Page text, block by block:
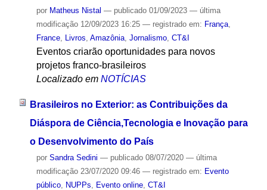
por Matheus Nistal — publicado01/09/2023 — última
modificação12/09/2023 16:25 — registrado em: França,
France, Livros Amazônia, Jornalismo, CT&I
Eventos criarão oportunidades para novos
projetos franco-brasileiros
Localizado em NOTÍCIAS
Brasileiros no Exterior: as Contribuições da
Diáspora de Ciência,Tecnologia e Inovação para
o Desenvolvimento do País
por Sandra Sedini — publicado08/07/2020 — última
modificação23/07/2020 09:46 — registrado em: Evento
público, NUPPs Evento online, CT&I